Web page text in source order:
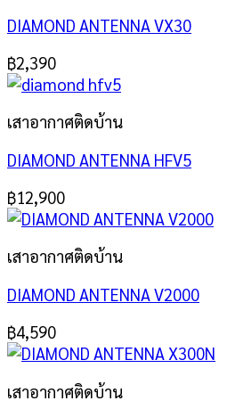
DIAMOND ANTENNA VX30
฿2,390
เสาอากาศติดบ้าน
DIAMOND ANTENNA HFV5
฿12,900
เสาอากาศติดบ้าน
DIAMOND ANTENNA V2000
฿4,590
เสาอากาศติดบ้าน